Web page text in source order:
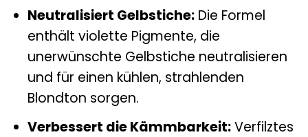
Neutralisiert Gelbstiche:Die Formel
enthält violette Pigmente, die
unerwünschte Gelbstiche neutralisieren
und für einen kühlen, strahlenden
Blondton sorgen.
Verbessert die Kämmbarkeit:Verfilztes